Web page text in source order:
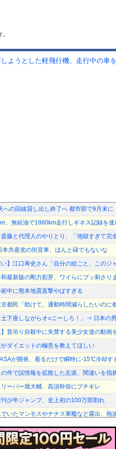
ようとした軽飛行機、走行中の車
への回線貸し出し終了へ 都市部で9月末に
、無給油で1980km走行しギネス記録を
斎藤と代理人のやりとり、「地獄すぎて
本共産党の街宣車、ほんと碌でもないな
い】江口寿史さん「自分の絵ごと、このジ
和最新版の剛力彩芽、ワイらにブッ刺さり
術中に熊本地震直撃やばすぎる
京都民「助けて。通勤時間減らしたいの
下座しながらオ○ニーしろ！」⇒ 日本の
】首吊り自殺中に失禁する美少女達の動
ダイエットの極意を教えてほしい
が開発、着るだけで瞬時に-15℃冷却
の件で誤情報を拡散した左派、間違いを
ーパー堀大輔、高須幹弥にブチギレ
刊少年ジャンプ、史上初の100万部割れ
いたマンモスやナチス軍艦など露出、熱
日本共産党の街宣車、ほんと碌でもないな
と『ヤクルト燃ゆ』を比較←カープファ